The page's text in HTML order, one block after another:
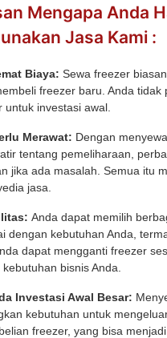
Mengapa Anda
Jasa Kami :
Biaya: Sewa freezer
freezer baru. Anda tidak
untuk investasi awal.
Merawat: Dengan
tentang pemeliharaan,
jika ada masalah. Semua itu
jasa.
Anda dapat memilih
dengan kebutuhan Anda,
dapat mengganti freezer
bisnis Anda.
Investasi Awal Besar:
kebutuhan untuk
freezer, yang bisa